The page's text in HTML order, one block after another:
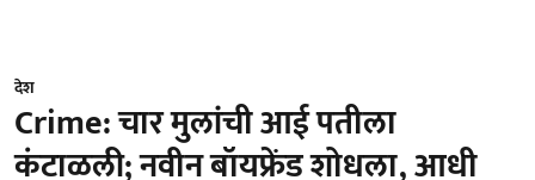
देश
Crime: चार मुलांची आई पतीला
कंटाळली; नवीन बॉयफ्रेंड शोधला, आधी